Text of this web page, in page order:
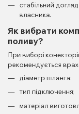
стабільний
власника.
Як вибрати
поливу?
При виборі
рекомендується
діаметр шланга;
тип підключення;
матеріал